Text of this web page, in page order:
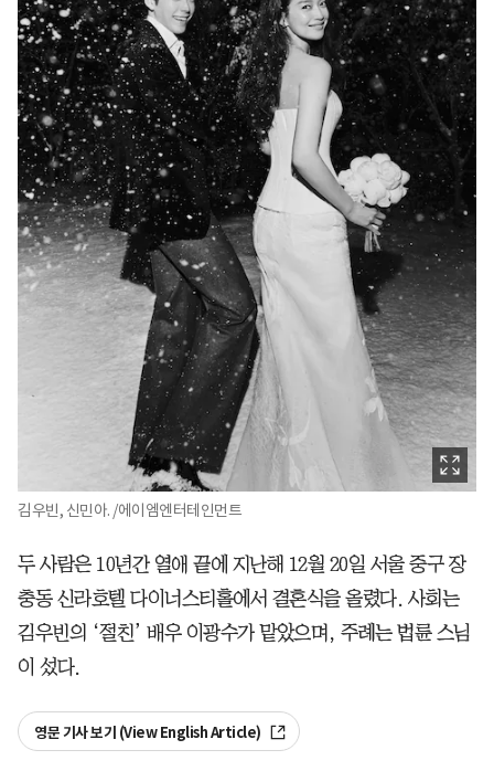
김우빈, 신민아. /에이엠엔터테인먼트
두 사람은 10년간 열애 끝에 지난해 12월 20일 서울 중구 장
충동 신라호텔 다이너스티홀에서 결혼식을 올렸다. 사회는
김우빈의 ‘절친’ 배우 이광수가 맡았으며, 주례는 법륜 스님
이 섰다.
영문 기사 보기 (View English Article)